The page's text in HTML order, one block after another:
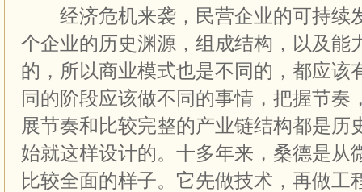
经济危机来袭，民营企业的可持续
个企业的历史渊源，组成结构，以及能
的，所以商业模式也是不同的，都应该
同的阶段应该做不同的事情，把握节奏
展节奏和比较完整的产业链结构都是历
始就这样设计的。十多年来，桑德是从
比较全面的样子。它先做技术，再做工